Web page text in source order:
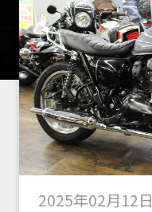
2025年02月12日